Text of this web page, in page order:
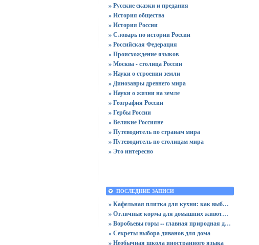
» Русские сказки и предания
» История общества
» История России
» Словарь по истории России
» Российская Федерация
» Происхождение языков
» Москва - столица России
» Науки о строении земли
» Динозавры древнего мира
» Науки о жизни на земле
» География России
» Гербы России
» Великие Россияне
» Путеводитель по странам мира
» Путеводитель по столицам мира
» Это интересно
ПОСЛЕДНИЕ ЗАПИСИ
» Кафельная плитка для кухни: как выбрать практичную отделку
» Отличные корма для домашних животных
» Воробьевы горы -- главная природная достопримечательность Москвы
» Секреты выбора диванов для дома
» Необычная школа иностранного языка